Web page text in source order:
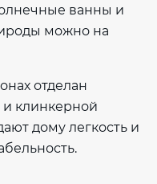
ванны и
можно на
отделан
и клинкерной
дому легкость и